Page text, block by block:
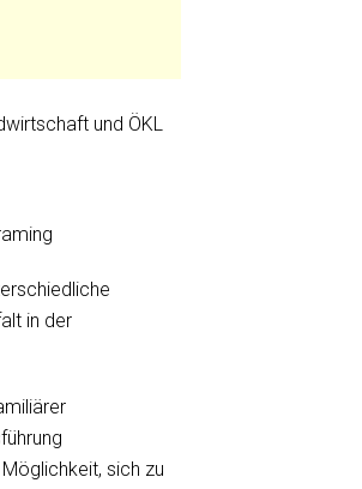
und ÖKL
in der
sich zu